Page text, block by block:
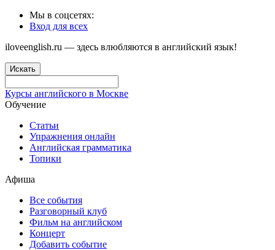
Мы в соцсетях:
Вход для всех
iloveenglish.ru — здесь влюбляются в английский язык!
Искать
Курсы английского в Москве
Обучение
Статьи
Упражнения онлайн
Английская грамматика
Топики
Афиша
Все события
Разговорный клуб
Фильм на английском
Концерт
Добавить событие